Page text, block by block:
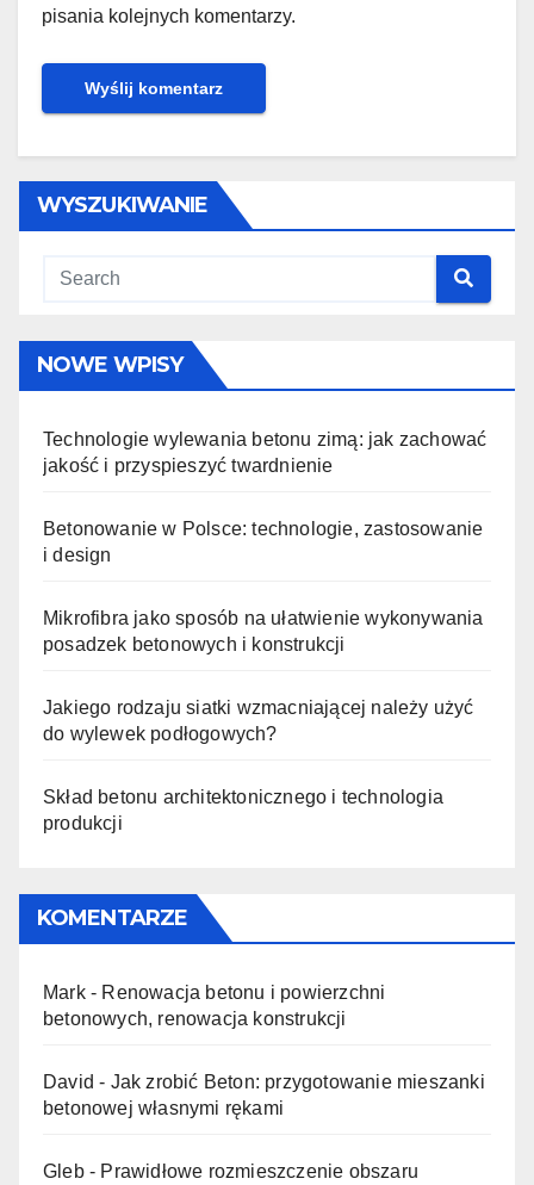
pisania kolejnych komentarzy.
WYSZUKIWANIE
NOWE WPISY
Technologie wylewania betonu zimą: jak zachować
jakość i przyspieszyć twardnienie
Betonowanie w Polsce: technologie, zastosowanie
i design
Mikrofibra jako sposób na ułatwienie wykonywania
posadzek betonowych i konstrukcji
Jakiego rodzaju siatki wzmacniającej należy użyć
do wylewek podłogowych?
Skład betonu architektonicznego i technologia
produkcji
KOMENTARZE
Mark- Renowacja betonu i powierzchni
betonowych, renowacja konstrukcji
David - Jak zrobić Beton: przygotowanie mieszanki
betonowej własnymi rękami
Gleb- Prawidłowe rozmieszczenie obszaru